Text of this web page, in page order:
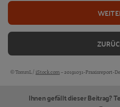
Bildquellen und Copyright-
© TommL / iStock.com – 20191031-Praxisreport-
Ihnen gefällt dieser Beitrag?